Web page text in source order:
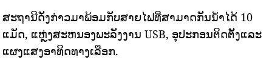
ສະຖານີດັ່ງກ່າວມາພ້ອມກັບສາຍໄຟທີ່ສາມາດກັນນ້ໍາໄດ້ 10
ແມັດ, ແຫຼ່ງສະຫນອງພະລັງງານ USB, ອຸປະກອນຕິດຕັ້ງແລະ
ແຜງແສງອາທິດທາງເລືອກ.